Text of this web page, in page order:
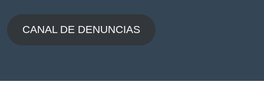
CANAL DE DENUNCIAS